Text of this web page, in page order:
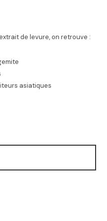
de levure, on retrouve :
asiatiques